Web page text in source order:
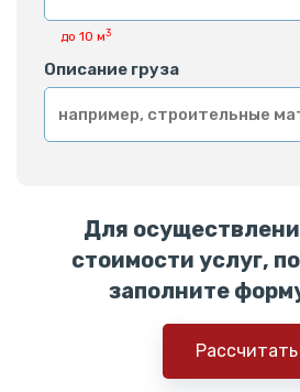
до 10 м3
Описание груза
Для
стоимости услуг,
заполните
Рассчитать